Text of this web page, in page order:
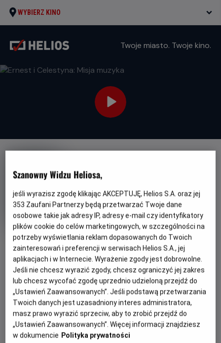
WYBIERZ KINO
Twoje miasto. Twoje kino.
Ernest i Celestyna: Misja
muzyka
Oryginalny
tytuł
Ernest et Celestine: Le voyage en Charabie
Gatunek
Animowany / Przygodowy
Minimalny
wiek
Od 4 lat
Czas
trwania
80 min
Kraj
i
rok
produkcji
Francja, Inne (2023)
OCENA HELIOS
7.1
PREMIERA
12 maja 2023
REŻYSERIA
Julien Chheng, Jean-
Christophe Roger
SCENARIUSZ
Guillaume Mautalent,
Sebastien Oursel
WIĘCEJ SZCZEGÓŁÓW
WYBIERZ SWOJE KINO
ABY ZOBACZYĆ GODZINY SEANSÓW
Bełchatów-
Helios
Szanowny Widzu Heliosa,
jeśli wyrazisz zgodę klikając AKCEPTUJĘ, Helios S.A. oraz jej
353 Zaufani Partnerzy będą przetwarzać Twoje dane
osobowe takie jak adresy IP, adresy e-mail czy identyfikatory
plików cookie do celów marketingowych, w szczególności na
potrzeby wyświetlania reklam dopasowanych do Twoich
zainteresowań i preferencji w serwisach Helios S.A., jej
aplikacjach i w Internecie. Wyrażenie zgody jest dobrowolne.
Jeśli nie chcesz wyrazić zgody, chcesz ograniczyć jej zakres
lub chcesz wycofać zgodę uprzednio udzieloną przejdź do
„Ustawień Zaawansowanych”. Jeśli podstawą przetwarzania
Twoich danych jest uzasadniony interes administratora,
masz prawo wyrazić sprzeciw, aby to zrobić przejdź do
„Ustawień Zaawansowanych”. Więcej informacji znajdziesz
w dokumencie Polityka prywatności